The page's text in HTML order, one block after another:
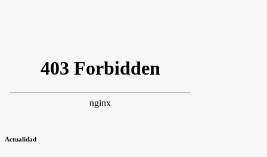
Actualidad